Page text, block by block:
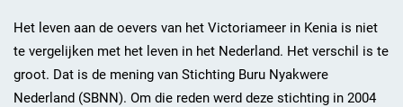
Het leven aan de oevers van het Victoriameer in Kenia is niet
te vergelijken met het leven in het Nederland. Het verschil is te
groot. Dat is de mening van Stichting Buru Nyakwere
Nederland (SBNN). Om die reden werd deze stichting in 2004